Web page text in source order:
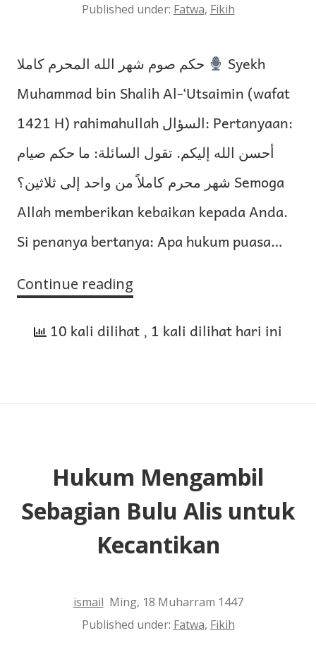
Published under: Fatwa, Fikih
Syekh
Muhammad bin Shalih Al-‘Utsaimin (wafat
1421 H) rahimahullah السؤال: Pertanyaan:
أحسن الله إليكم. تقول السائلة: ما حكم صيام
شهر محرم كاملاً من واحد إلى ثلاثين؟ Semoga
Allah memberikan kebaikan kepada Anda.
Si penanya bertanya: Apa hukum puasa…
Continue reading
Muharam
10 kali dilihat, 1 kali dilihat hari ini
Hukum Mengambil
Sebagian Bulu Alis untuk
Kecantikan
ismail Ming, 18 Muharram 1447
Published under: Fatwa, Fikih